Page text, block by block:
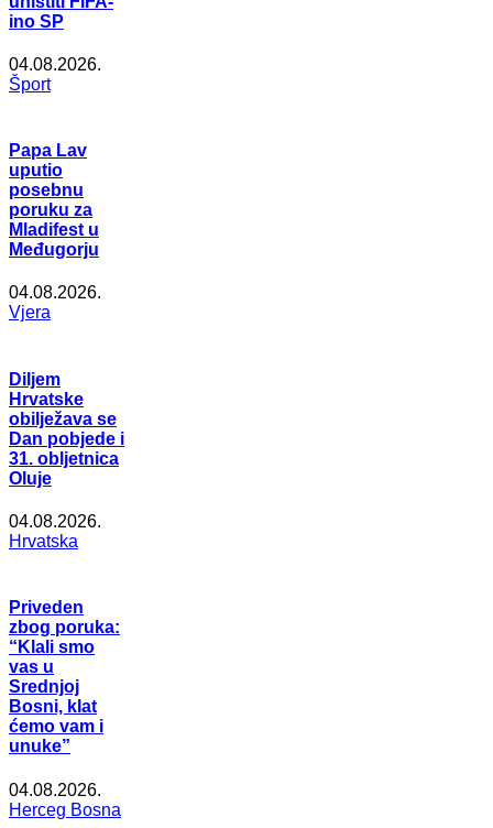
ino SP
04.08.2026.
Šport
Papa Lav
uputio
posebnu
poruku za
Mladifest u
Međugorju
04.08.2026.
Vjera
Diljem
Hrvatske
obilježava se
Dan pobjede i
31. obljetnica
Oluje
04.08.2026.
Hrvatska
Priveden
zbog poruka:
“Klali smo
vas u
Srednjoj
Bosni, klat
ćemo vam i
unuke”
04.08.2026.
Herceg Bosna